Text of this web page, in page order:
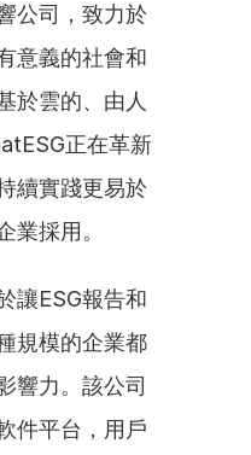
公司，致力於
意義的社會和
於雲的、由人
正在革新
續實踐更易於
業採用。
讓ESG報告和
規模的企業都
響力。該公司
件平台，用戶